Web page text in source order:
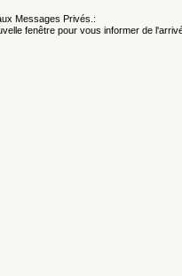
Messages Privés.:
fenêtre pour vous informer de